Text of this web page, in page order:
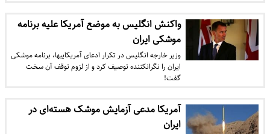
واکنش انگلیس به موضع آمریکا علیه برنامه
موشکی ایران
وزیر خارجه انگلیس در تکرار ادعای آمریکایی‎ها، برنامه موشکی
ایران را نگران‎کننده توصیف کرد و از لزوم توقف آن سخت
گفت!
آمریکا مدعی آزمایش موشک هسته‌ای در
ایران